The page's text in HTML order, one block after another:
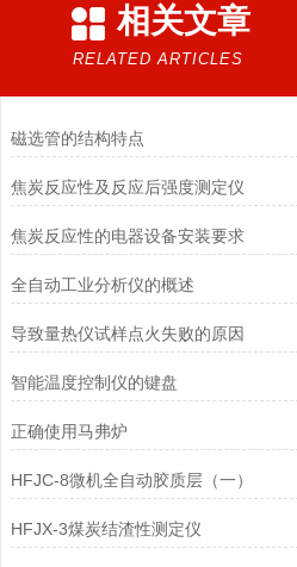
相关文章
RELATED ARTICLES
磁选管的结构特点
​焦炭反应性及反应后强度测定仪
焦炭反应性的电器设备安装要求
全自动工业分析仪的概述
导致量热仪试样点火失败的原因
智能温度控制仪的键盘
正确使用马弗炉
HFJC-8微机全自动胶质层（一）
HFJX-3煤炭结渣性测定仪